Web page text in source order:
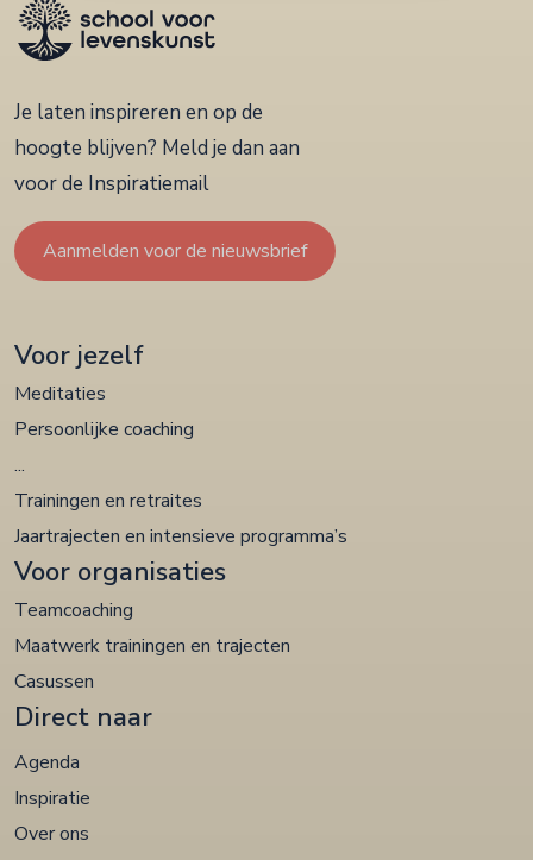
Je laten inspireren en op de
hoogte blijven? Meld je dan aan
voor de Inspiratiemail
Aanmelden voor de nieuwsbrief
Voor jezelf
Meditaties
Persoonlijke coaching
...
Trainingen en retraites
Jaartrajecten en intensieve programma’s
Voor organisaties
Teamcoaching
Maatwerk trainingen en trajecten
Casussen
Direct naar
Agenda
Inspiratie
Over ons